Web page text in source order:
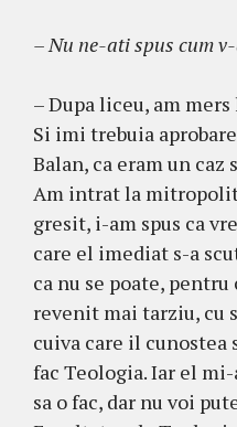
– Nu ne-ati spus cum
– Dupa liceu, am
Si imi trebuia
Balan, ca eram un
Am intrat la
gresit, i-am spus ca
care el imediat s-a
ca nu se poate, pentru
revenit mai tarziu, cu
cuiva care il cunostea
fac Teologia. Iar el
sa o fac, dar nu voi